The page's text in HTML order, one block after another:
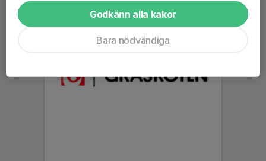
Godkänn alla kakor
Bara nödvändiga